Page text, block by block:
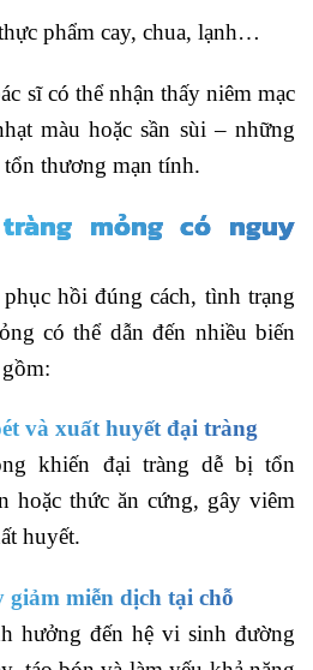
phẩm cay, chua, lạnh…
sĩ có thể nhận thấy niêm mạc
màu hoặc sần sùi – những
thương mạn tính.
mỏng có nguy
hồi đúng cách, tình trạng
có thể dẫn đến nhiều biến
và xuất huyết đại tràng
khiến đại tràng dễ bị tổn
hoặc thức ăn cứng, gây viêm
huyết.
miễn dịch tại chỗ
hưởng đến hệ vi sinh đường